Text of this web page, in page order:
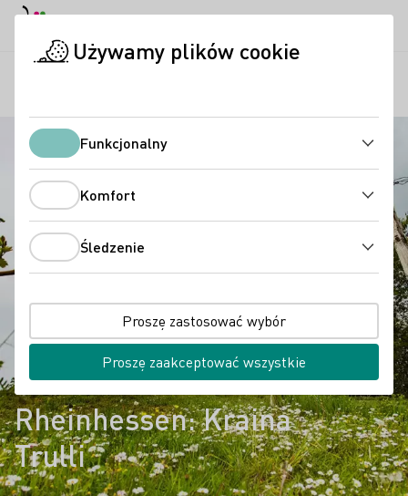
Rheinhessen: Kraina
Trulli
Używamy plików cookie
Funkcjonalny
Komfort
Śledzenie
Proszę zastosować wybór
Proszę zaakceptować wszystkie